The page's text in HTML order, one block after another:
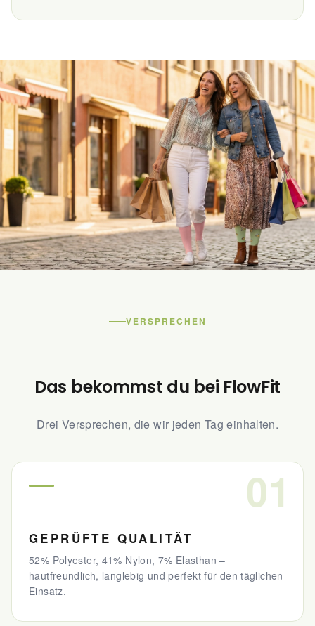
gutes Gefühl.
VERSPRECHEN
Das bekommst du bei FlowFit
Drei Versprechen, die wir jeden Tag einhalten.
01
GEPRÜFTE QUALITÄT
52% Polyester, 41% Nylon, 7% Elasthan –
hautfreundlich, langlebig und perfekt für den täglichen
Einsatz.